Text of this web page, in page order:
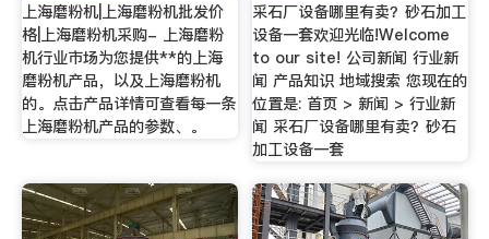
上海磨粉机|上海磨粉机批发价
格|上海磨粉机采购- 上海磨粉
机行业市场为您提供**的上海
磨粉机产品，以及上海磨粉机
的。点击产品详情可查看每一条
上海磨粉机产品的参数、。
采石厂设备哪里有卖？砂石加工
设备一套欢迎光临!Welcome
to our site! 公司新闻 行业新
闻 产品知识 地域搜索 您现在的
位置是: 首页 > 新闻 > 行业新
闻 采石厂设备哪里有卖？砂石
加工设备一套